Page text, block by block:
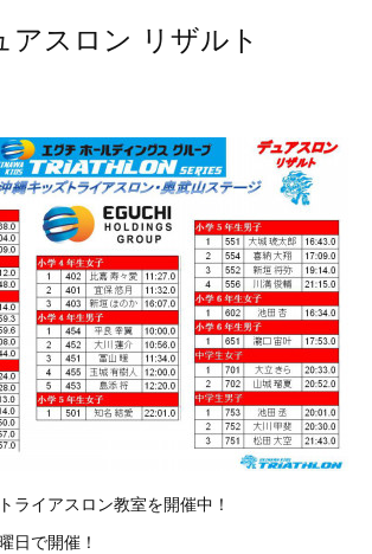
アスロン リザルト
ライアスロン教室を開催中！
日で開催！